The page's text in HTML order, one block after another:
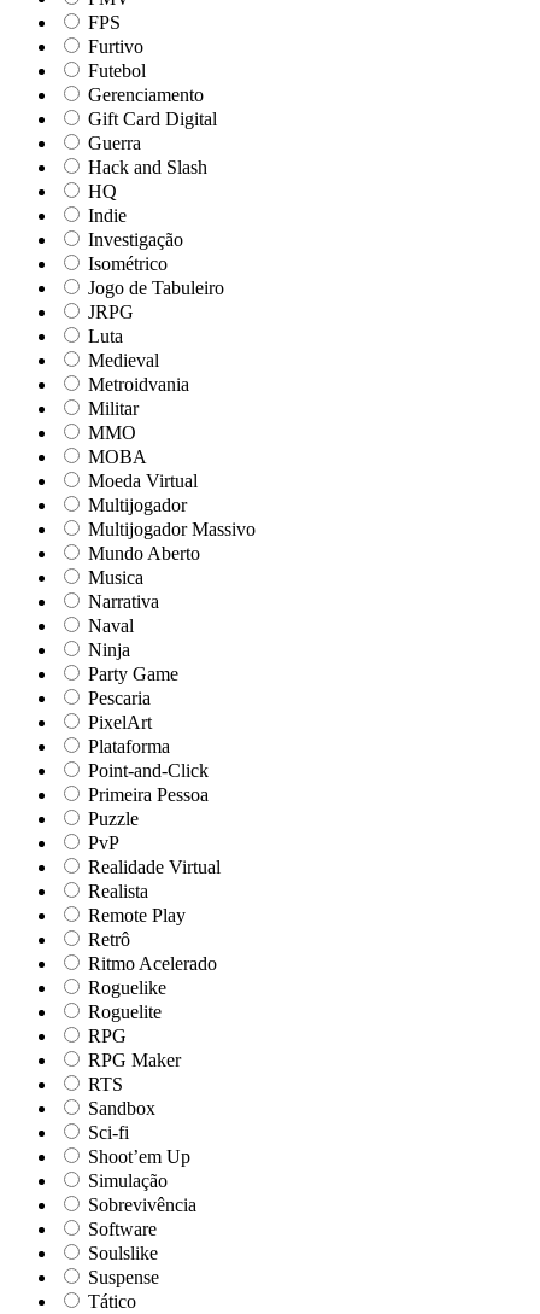
FPS
Furtivo
Futebol
Gerenciamento
Gift Card Digital
Guerra
Hack and Slash
HQ
Indie
Investigação
Isométrico
Jogo de Tabuleiro
JRPG
Luta
Medieval
Metroidvania
Militar
MMO
MOBA
Moeda Virtual
Multijogador
Multijogador Massivo
Mundo Aberto
Musica
Narrativa
Naval
Ninja
Party Game
Pescaria
PixelArt
Plataforma
Point-and-Click
Primeira Pessoa
Puzzle
PvP
Realidade Virtual
Realista
Remote Play
Retrô
Ritmo Acelerado
Roguelike
Roguelite
RPG
RPG Maker
RTS
Sandbox
Sci-fi
Shoot’em Up
Simulação
Sobrevivência
Software
Soulslike
Suspense
Tático